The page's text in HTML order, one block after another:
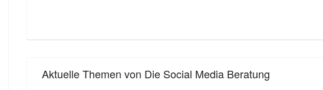
Aktuelle Themen von Die Social Media Beratung